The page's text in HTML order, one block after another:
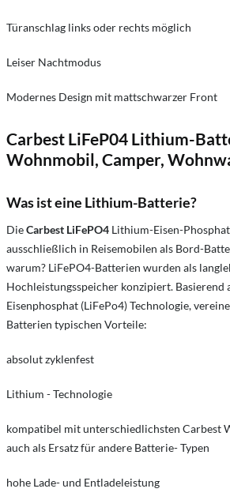
Türanschlag links oder rechts möglich
Leiser Nachtmodus
Modernes Design mit mattschwarzer Front
Carbest LiFeP04 Lithium-
Wohnmobil, Camper,
Was ist eine Lithium-Batterie?
DieCarbest LiFePO4 Lithium-Eisen-
ausschließlich in Reisemobilen als Bord-
warum? LiFePO4-Batterien wurden als
Hochleistungsspeicher konzipiert. Basierend
Eisenphosphat (LiFePo4) Technologie,
Batterien typischen Vorteile:
absolut zyklenfest
Lithium - Technologie
kompatibel mit unterschiedlichsten Carbest
auch als Ersatz für andere Batterie- Typen
hohe Lade- und Entladeleistung